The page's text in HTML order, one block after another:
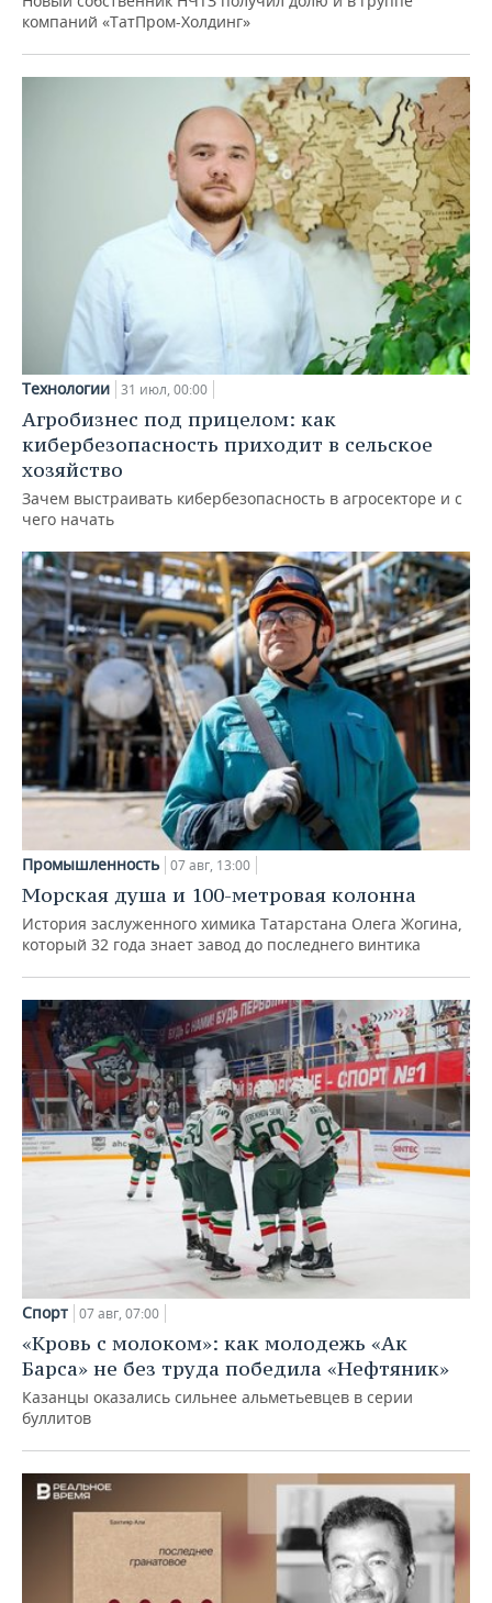
компаний «ТатПром-Холдинг»
Технологии 31 июл, 00:00
Агробизнес под прицелом: как
кибербезопасность приходит в сельское
хозяйство
Зачем выстраивать кибербезопасность в агросекторе и с
чего начать
Промышленность 07 авг, 13:00
Морская душа и 100-метровая колонна
История заслуженного химика Татарстана Олега Жогина,
который 32 года знает завод до последнего винтика
Спорт 07 авг, 07:00
«Кровь с молоком»: как молодежь «Ак
Барса» не без труда победила «Нефтяник»
Казанцы оказались сильнее альметьевцев в серии
буллитов